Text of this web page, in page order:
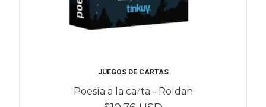
JUEGOS DE CARTAS
Poesía a la carta - Roldan